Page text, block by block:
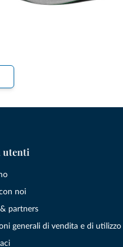
utenti
noi
partners
generali di vendita e di utilizzo